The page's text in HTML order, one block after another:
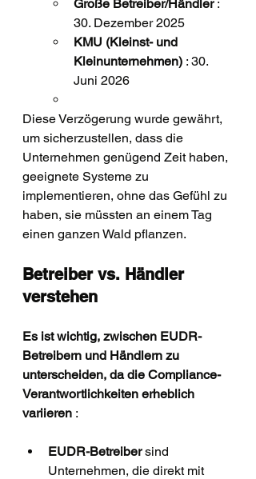
Große Betreiber/Händler :
30. Dezember 2025
KMU (Kleinst- und
Kleinunternehmen) : 30.
Juni 2026
Diese Verzögerung wurde gewährt,
um sicherzustellen, dass die
Unternehmen genügend Zeit haben,
geeignete Systeme zu
implementieren, ohne das Gefühl zu
haben, sie müssten an einem Tag
einen ganzen Wald pflanzen.
Betreiber vs. Händler
verstehen
Es ist wichtig, zwischen EUDR-
Betreibern und Händlern zu
unterscheiden, da die Compliance-
Verantwortlichkeiten erheblich
variieren :
EUDR-Betreiber sind
Unternehmen, die direkt mit